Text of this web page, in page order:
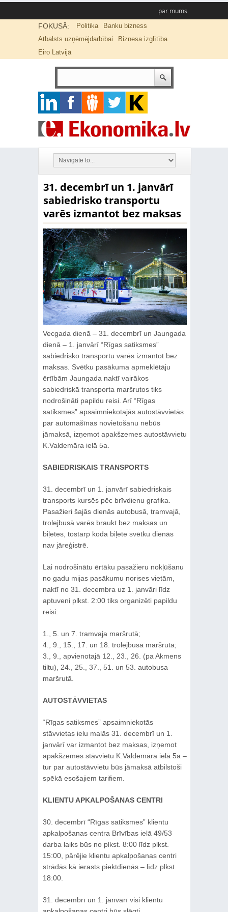
par mums
FOKUSĀ: Politika
Banku bizness
Atbalsts uzņēmējdarbībai
Biznesa izglītība
Eiro Latvijā
31. decembrī un 1. janvārī
sabiedrisko transportu
varēs izmantot bez maksas
Vecgada dienā – 31. decembrī un Jaungada
dienā – 1. janvārī “Rīgas satiksmes”
sabiedrisko transportu varēs izmantot bez
maksas. Svētku pasākuma apmeklētāju
ērtībām Jaungada naktī vairākos
sabiedriskā transporta maršrutos tiks
nodrošināti papildu reisi. Arī “Rīgas
satiksmes” apsaimniekotajās autostāvvietās
par automašīnas novietošanu nebūs
jāmaksā, izņemot apakšzemes autostāvvietu
K.Valdemāra ielā 5a.
SABIEDRISKAIS TRANSPORTS
31. decembrī un 1. janvārī sabiedriskais
transports kursēs pēc brīvdienu grafika.
Pasažieri šajās dienās autobusā, tramvajā,
trolejbusā varēs braukt bez maksas un
biļetes, tostarp koda biļete svētku dienās
nav jāreģistrē.
Lai nodrošinātu ērtāku pasažieru nokļūšanu
no gadu mijas pasākumu norises vietām,
naktī no 31. decembra uz 1. janvāri līdz
aptuveni plkst. 2:00 tiks organizēti papildu
reisi:
1., 5. un 7. tramvaja maršrutā;
4., 9., 15., 17. un 18. trolejbusa maršrutā;
3., 9., apvienotajā 12., 23., 26. (pa Akmens
tiltu), 24., 25., 37., 51. un 53. autobusa
maršrutā.
AUTOSTĀVVIETAS
“Rīgas satiksmes” apsaimniekotās
stāvvietas ielu malās 31. decembrī un 1.
janvārī var izmantot bez maksas, izņemot
apakšzemes stāvvietu K.Valdemāra ielā 5a –
tur par autostāvvietu būs jāmaksā atbilstoši
spēkā esošajiem tarifiem.
KLIENTU APKALPOŠANAS CENTRI
30. decembrī “Rīgas satiksmes” klientu
apkalpošanas centra Brīvības ielā 49/53
darba laiks būs no plkst. 8:00 līdz plkst.
15:00, pārējie klientu apkalpošanas centri
strādās kā ierasts piektdienās – līdz plkst.
18:00.
31. decembrī un 1. janvārī visi klientu